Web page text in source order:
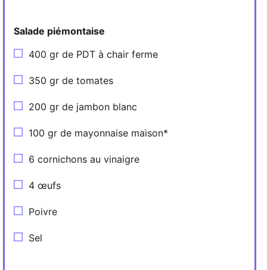
Salade piémontaise
400 gr de PDT à chair ferme
350 gr de tomates
200 gr de jambon blanc
100 gr de mayonnaise maison*
6 cornichons au vinaigre
4 œufs
Poivre
Sel